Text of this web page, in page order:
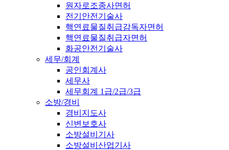
원자로조종사면허
전기안전기술사
핵연료물질취급감독자면허
핵연료물질취급자면허
화공안전기술사
세무/회계
공인회계사
세무사
세무회계 1급/2급/3급
소방/경비
경비지도사
신변보호사
소방설비기사
소방설비산업기사